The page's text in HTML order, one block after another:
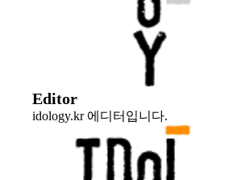
Editor
idology.kr 에디터입니다.